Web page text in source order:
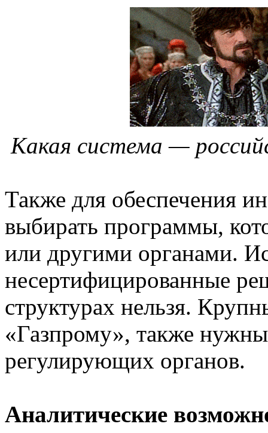
Какая система —
Также для обеспечения
выбирать программы,
или другими органами.
несертифицированные
структурах нельзя.
«Газпрому», также
регулирующих органов.
Аналитические